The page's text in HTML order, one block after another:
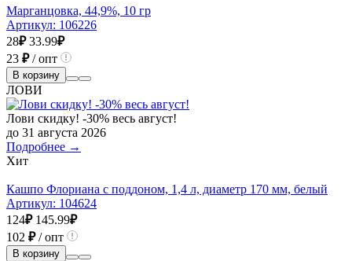
Марганцовка, 44,9%, 10 гр
Артикул: 106226
28₽ 33.99₽
23 ₽/ опт
В корзину
ЛОВИ
Лови скидку! -30% весь август!
до 31 августа 2026
Подробнее →
Хит
Кашпо Флориана с поддоном, 1,4 л, диаметр 170 мм, белый
Артикул: 104624
124₽ 145.99₽
102 ₽/ опт
В корзину